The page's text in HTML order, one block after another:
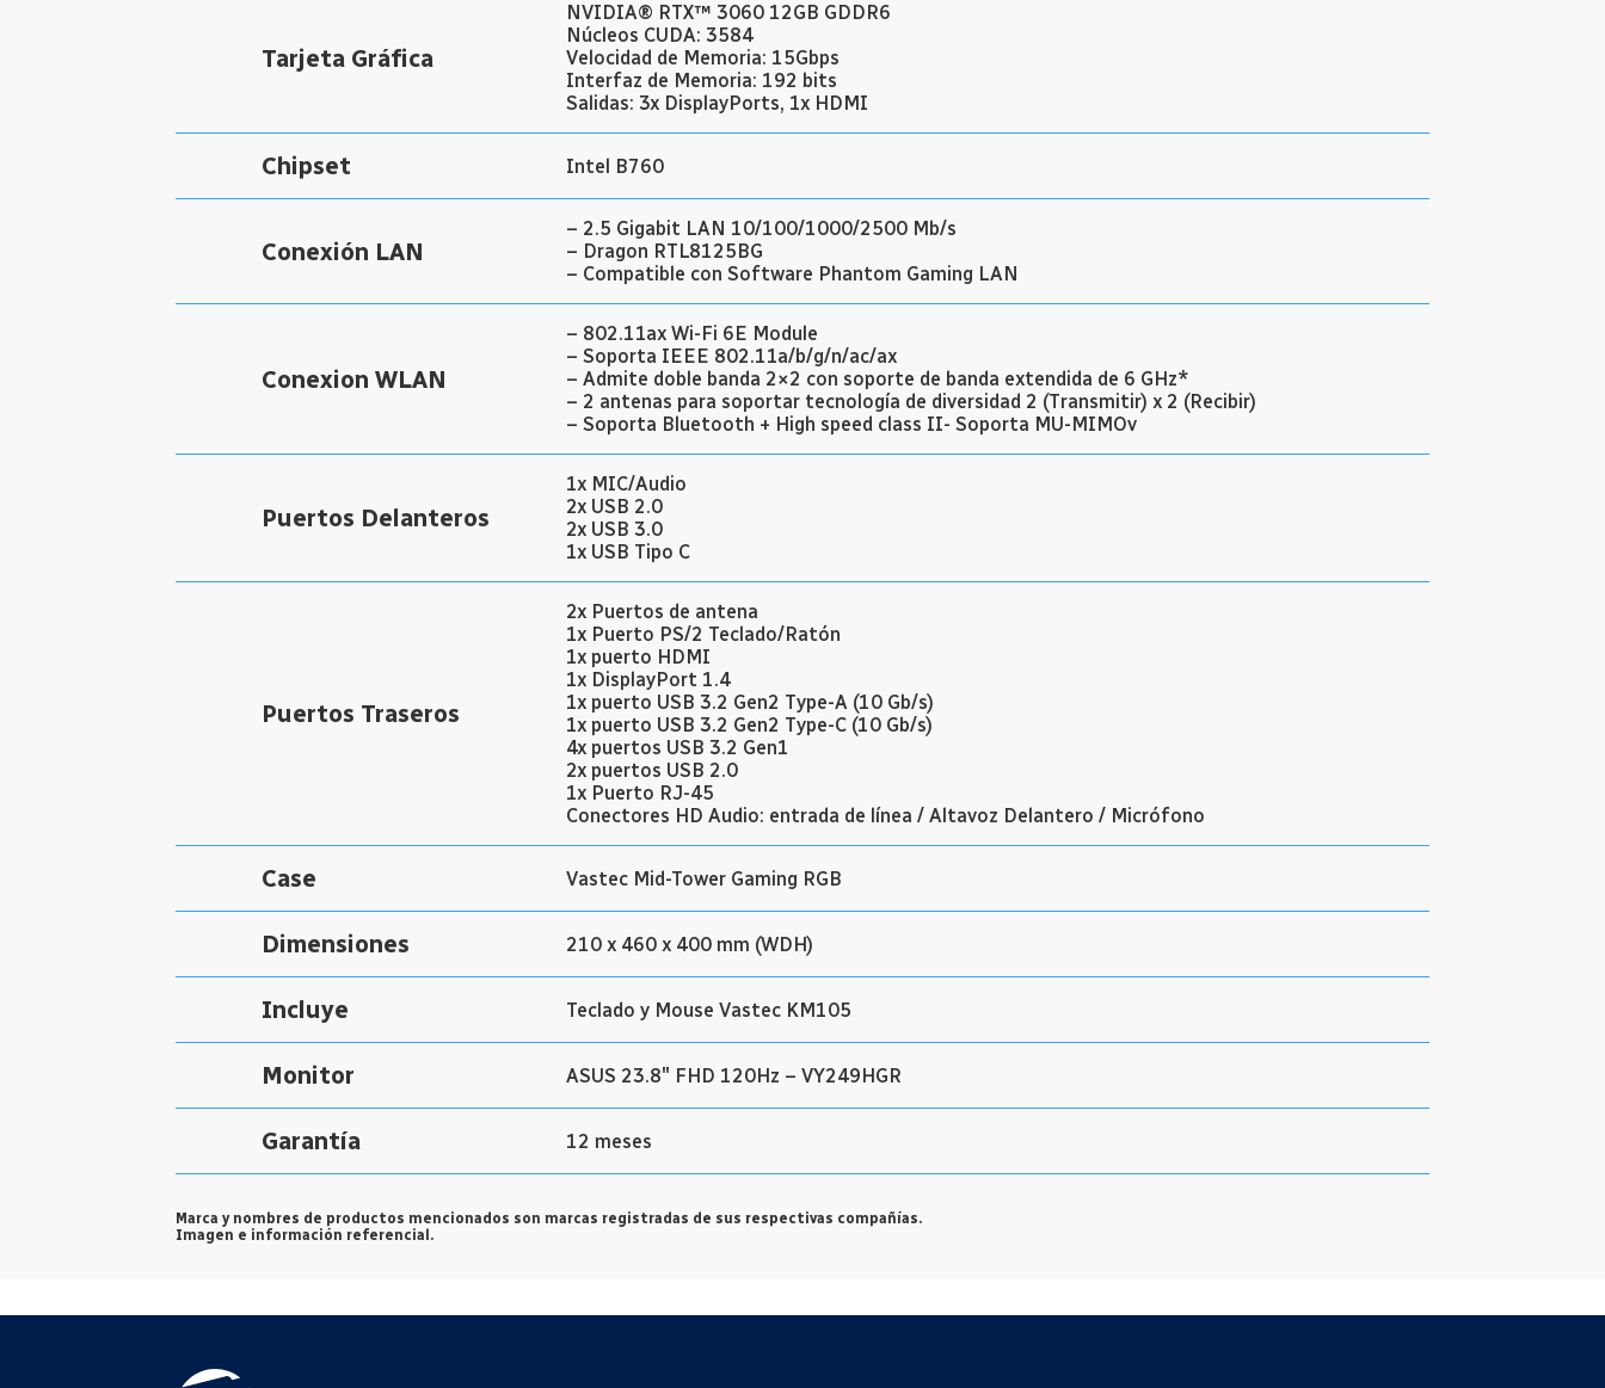
Tarjeta Gráfica
NVIDIA® RTX™ 3060 12GB GDDR6
Núcleos CUDA: 3584
Velocidad de Memoria: 15Gbps
Interfaz de Memoria: 192 bits
Salidas: 3x DisplayPorts, 1x HDMI
Chipset Intel B760
Conexión LAN
– 2.5 Gigabit LAN 10/100/1000/2500 Mb/s
– Dragon RTL8125BG
– Compatible con Software Phantom Gaming LAN
Conexion WLAN
– 802.11ax Wi-Fi 6E Module
– Soporta IEEE 802.11a/b/g/n/ac/ax
– Admite doble banda 2×2 con soporte de banda extendida de 6 GHz*
– 2 antenas para soportar tecnología de diversidad 2 (Transmitir) x 2 (Recibir)
– Soporta Bluetooth + High speed class II- Soporta MU-MIMOv
Puertos Delanteros
1x MIC/Audio
2x USB 2.0
2x USB 3.0
1x USB Tipo C
Puertos Traseros
2x Puertos de antena
1x Puerto PS/2 Teclado/Ratón
1x puerto HDMI
1x DisplayPort 1.4
1x puerto USB 3.2 Gen2 Type-A (10 Gb/s)
1x puerto USB 3.2 Gen2 Type-C (10 Gb/s)
4x puertos USB 3.2 Gen1
2x puertos USB 2.0
1x Puerto RJ-45
Conectores HD Audio: entrada de línea / Altavoz Delantero / Micrófono
Case Vastec Mid-Tower Gaming RGB
Dimensiones 210 x 460 x 400 mm (WDH)
Incluye Teclado y Mouse Vastec KM105
Monitor ASUS 23.8″ FHD 120Hz – VY249HGR
Garantía 12 meses
Marca y nombres de productos mencionados son marcas registradas de sus respectivas compañías.
Imagen e información referencial.